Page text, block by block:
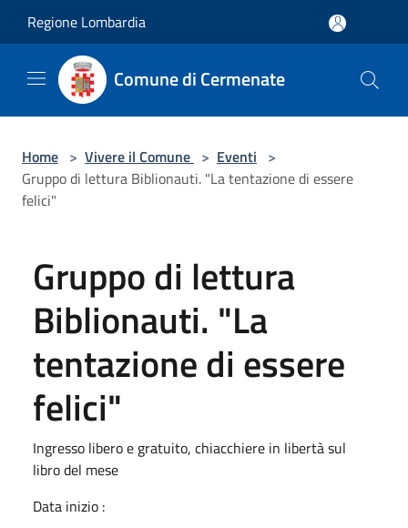
Regione Lombardia
Comune di Cermenate
Home > Vivere il Comune > Eventi >
Gruppo di lettura Biblionauti. "La tentazione di essere
felici"
Gruppo di lettura
Biblionauti. "La
tentazione di essere
felici"
Ingresso libero e gratuito, chiacchiere in libertà sul
libro del mese
Data inizio :